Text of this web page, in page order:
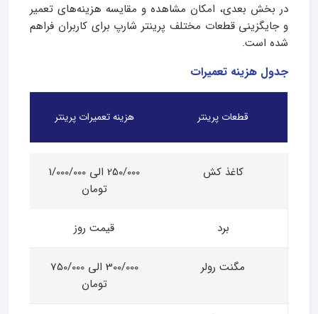
در بخش بعدی، امکان مشاهده و مقایسه هزینه‌های تعمیر
و جایگزینی قطعات مختلف پرینتر شارپ برای کاربران فراهم
شده است.
جدول هزینه تعمیرات
قطعات پرینتر هزینه تعمیرات پرینتر
کاغذ کش
250/000 الی 1/000/000
تومان
برد قیمت روز
مگنت رولر
300/000 الی 750/000
تومان